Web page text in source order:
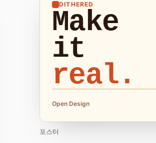
DITHERED
Make
it
real.
Open Design
포스터